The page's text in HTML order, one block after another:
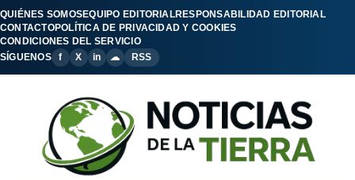
QUIÉNES SOMOSEQUIPO EDITORIALRESPONSABILIDAD EDITORIAL
CONTACTOPOLÍTICA DE PRIVACIDAD Y COOKIES
CONDICIONES DEL SERVICIO
SÍGUENOS
f X in ☁ RSS